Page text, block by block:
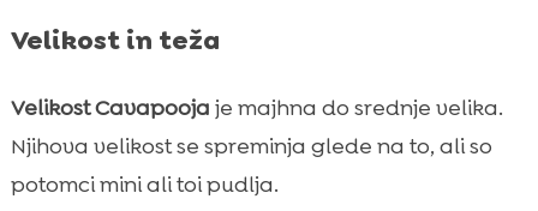
Velikost in teža
Velikost Cavapooja je majhna do srednje velika.
Njihova velikost se spreminja glede na to, ali so
potomci mini ali toi pudlja.